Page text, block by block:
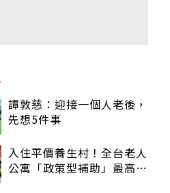
譚敦慈：迎接一個人老後，
先想5件事
入住平價養生村！全台老人
公寓「政策型補助」最高打